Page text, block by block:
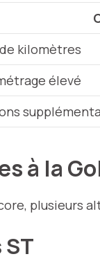
kilomètres
élevé
à la
plusieurs
ST